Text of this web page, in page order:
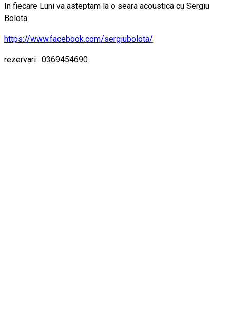
In fiecare Luni va asteptam la o seara acoustica cu Sergiu
Bolota
https://www.facebook.com/sergiubolota/
rezervari : 0369454690